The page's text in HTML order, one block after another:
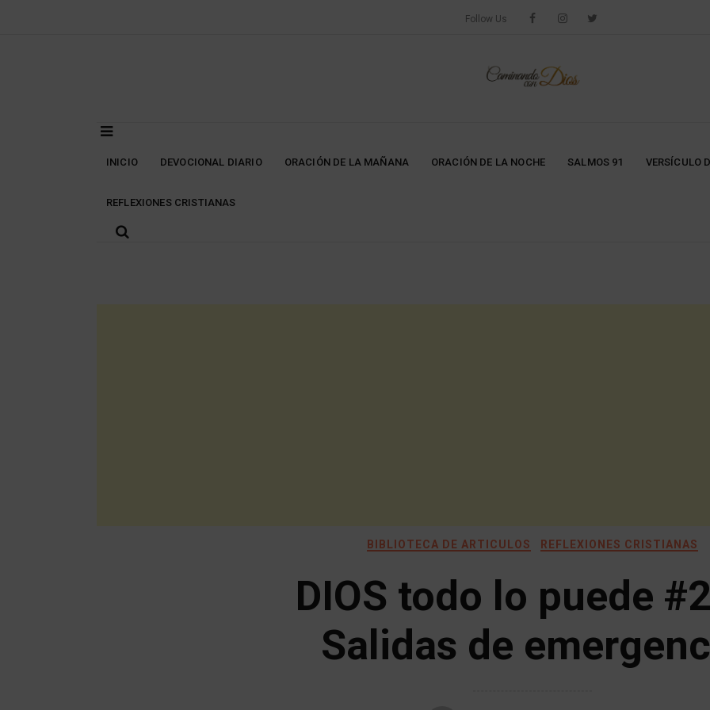
Follow Us
INICIO DEVOCIONAL DIARIO ORACIÓN DE LA MAÑANA ORACIÓN DE LA NOCHE SALMOS 91 VERSÍCULO
REFLEXIONES CRISTIANAS
BIBLIOTECA DE ARTICULOS REFLEXIONES CRISTIANAS
DIOS todo lo puede
Salidas de